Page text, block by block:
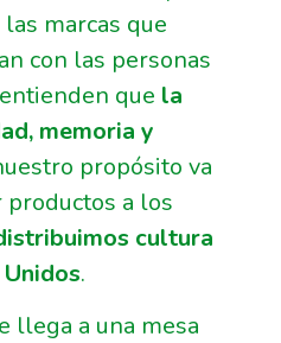
marcas que
con las personas
que la
memoria y
propósito va
a los
cultura
.
llega a una mesa